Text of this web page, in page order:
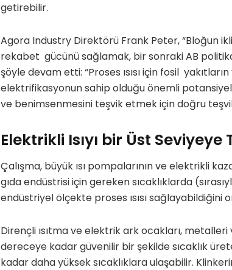
getirebilir.
Agora Industry Direktörü Frank Peter, “Bloğun
rekabet gücünü sağlamak, bir sonraki AB
şöyle devam etti: “Proses ısısı için fosil
elektrifikasyonun sahip olduğu önemli potansiyel
ve benimsenmesini teşvik etmek için doğru
Elektrikli Isıyı bir Üst Seviyeye
Çalışma, büyük ısı pompalarının ve elektrikli
gıda endüstrisi için gereken sıcaklıklarda
endüstriyel ölçekte proses ısısı sağlayabildiğini
Dirençli ısıtma ve elektrik ark ocakları,
dereceye kadar güvenilir bir şekilde sıcaklık
kadar daha yüksek sıcaklıklara ulaşabilir.